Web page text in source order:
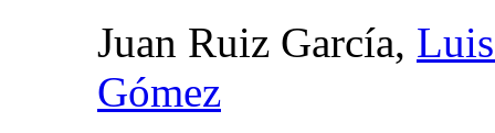
Juan Ruiz García,
Gómez